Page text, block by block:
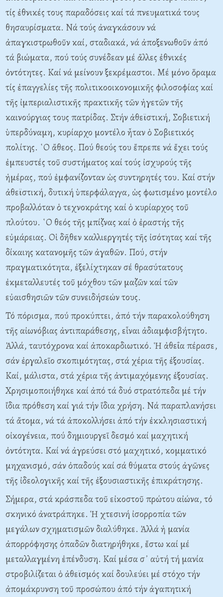
τίς ἐθνικές τους παραδόσεις καί τά πνευματικά τους
θησαυρίσματα. Νά τούς ἀναγκάσουν νά
ἀπαγκιστρωθοῦν καί, σταδιακά, νά ἀποξενωθοῦν ἀπό
τά βιώματα, πού τούς συνέδεαν μέ ἄλλες ἐθνικές
ὀντότητες. Καί νά μείνουν ξεκρέμαστοι. Μέ μόνο ὅραμα
τίς ἐπαγγελίες τῆς πολιτικοοικονομικῆς φιλοσοφίας καί
τῆς ἰμπεριαλιστικῆς πρακτικῆς τῶν ἡγετῶν τῆς
καινούργιας τους πατρίδας. Στήν ἀθεϊστική, Σοβιετική
ὑπερδύναμη, κυρίαρχο μοντέλο ἦταν ὁ Σοβιετικός
πολίτης. ῾Ο ἄθεος. Πού θεούς του ἔπρεπε νά ἔχει τούς
ἐμπευστές τοῦ συστήματος καί τούς ἰσχυρούς τῆς
ἡμέρας, πού ἐμφανίζονταν ὡς συντηρητές του. Καί στήν
ἀθεϊστική, δυτική ὑπερφάλαγγα, ὡς φωτισμένο μοντέλο
προβαλλόταν ὁ τεχνοκράτης καί ὁ κυρίαρχος τοῦ
πλούτου. ῾Ο θεός τῆς μπίζνας καί ὁ ἐραστής τῆς
εὐμάρειας. Οἱ δῆθεν καλλιεργητές τῆς ἰσότητας καί τῆς
δίκαιης κατανομῆς τῶν ἀγαθῶν. Πού, στήν
πραγματικότητα, ἐξελίχτηκαν σέ θρασύτατους
ἐκμεταλλευτές τοῦ μόχθου τῶν μαζῶν καί τῶν
εὐαισθησιῶν τῶν συνειδήσεών τους.
Τό πόρισμα, πού προκύπτει, ἀπό τήν παρακολούθηση
τῆς αἰωνόβιας ἀντιπαράθεσης, εἶναι ἀδιαμφισβήτητο.
Ἀλλά, ταυτόχρονα καί ἀποκαρδιωτικό. Ἡ ἀθεΐα πέρασε,
σάν ἐργαλεῖο σκοπιμότητας, στά χέρια τῆς ἐξουσίας.
Καί, μάλιστα, στά χέρια τῆς ἀντιμαχόμενης ἐξουσίας.
Χρησιμοποιήθηκε καί ἀπό τά δυό στρατόπεδα μέ τήν
ἴδια πρόθεση καί γιά τήν ἴδια χρήση. Νά παραπλανήσει
τά ἄτομα, νά τά ἀποκολλήσει ἀπό τήν ἐκκλησιαστική
οἰκογένεια, πού δημιουργεῖ δεσμό καί μαχητική
ὀντότητα. Καί νά ἀγρεύσει στό μαχητικό, κομματικό
μηχανισμό, σάν ὀπαδούς καί σά θύματα στούς ἀγῶνες
τῆς ἰδεολογικῆς καί τῆς ἐξουσιαστικῆς ἐπικράτησης.
Σήμερα, στά κράσπεδα τοῦ εἰκοστοῦ πρώτου αἰώνα, τό
σκηνικό ἀνατράπηκε. Ἡ χτεσινή ἰσορροπία τῶν
μεγάλων σχηματισμῶν διαλύθηκε. Ἀλλά ἡ μανία
ἀπορρόφησης ὀπαδῶν διατηρήθηκε, ἔστω καί μέ
μεταλλαγμένη ἐπένδυση. Καί μέσα σ᾿ αὐτή τή μανία
στροβιλίζεται ὁ ἀθεϊσμός καί δουλεύει μέ στόχο τήν
ἀπομάκρυνση τοῦ προσώπου ἀπό τήν ἀγαπητική